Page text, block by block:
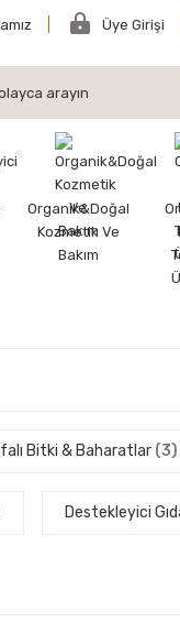
Üye Girişi
Organik&Doğal
Kozmetik Ve
Bakım
Bitki & Baharatlar (3)
Destekleyici